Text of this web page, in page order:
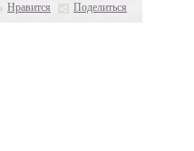
Нравится Поделиться